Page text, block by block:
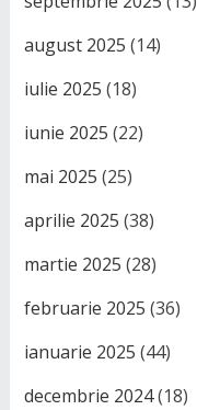
august 2025 (14)
iulie 2025 (18)
iunie 2025 (22)
mai 2025 (25)
aprilie 2025 (38)
martie 2025 (28)
februarie 2025 (36)
ianuarie 2025 (44)
decembrie 2024(18)